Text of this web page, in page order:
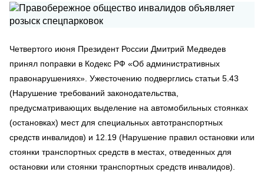
Четвертого июня Президент России Дмитрий Медведев
принял поправки в Кодекс РФ «Об административных
правонарушениях». Ужесточению подверглись статьи 5.43
(Нарушение требований законодательства,
предусматривающих выделение на автомобильных стоянках
(остановках) мест для специальных автотранспортных
средств инвалидов) и 12.19 (Нарушение правил остановки или
стоянки транспортных средств в местах, отведенных для
остановки или стоянки транспортных средств инвалидов).